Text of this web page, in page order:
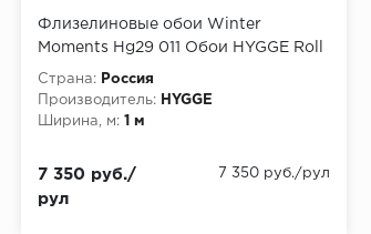
Флизелиновые обои Winter
Moments Hg29 011 Обои HYGGE Roll
(Winter Moments) (1*6) 10,05x1,00
флизелин
Страна:
Россия
Производитель:
HYGGE
Ширина, м: 1 м
7 350 руб./
рул
7 350 руб./рул